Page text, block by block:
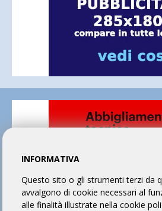
INFORMATIVA
Questo sito o gli strumenti terzi da
avvalgono di cookie necessari al
alle finalità illustrate nella cookie